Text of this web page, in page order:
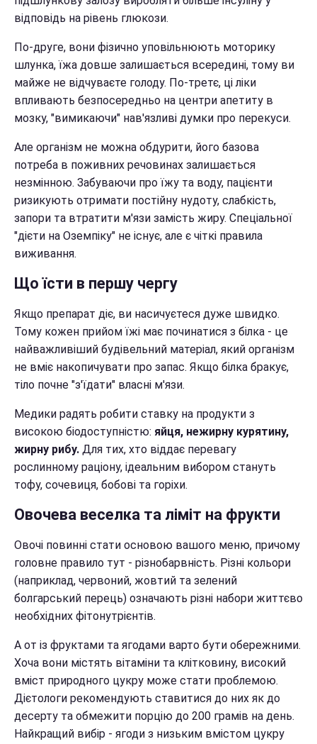
відповідь на рівень глюкози.
По-друге, вони фізично уповільнюють моторику
шлунка, їжа довше залишається всередині, тому ви
майже не відчуваєте голоду. По-третє, ці ліки
впливають безпосередньо на центри апетиту в
мозку, "вимикаючи" нав'язливі думки про перекуси.
Але організм не можна обдурити, його базова
потреба в поживних речовинах залишається
незмінною. Забуваючи про їжу та воду, пацієнти
ризикують отримати постійну нудоту, слабкість,
запори та втратити м'язи замість жиру. Спеціальної
"дієти на Оземпіку" не існує, але є чіткі правила
виживання.
Що їсти в першу чергу
Якщо препарат діє, ви насичуєтеся дуже швидко.
Тому кожен прийом їжі має починатися з білка - це
найважливіший будівельний матеріал, який організм
не вміє накопичувати про запас. Якщо білка бракує,
тіло почне "з'їдати" власні м'язи.
Медики радять робити ставку на продукти з
високою біодоступністю: яйця, нежирну курятину,
жирну рибу. Для тих, хто віддає перевагу
рослинному раціону, ідеальним вибором стануть
тофу, сочевиця, бобові та горіхи.
Овочева веселка та ліміт на фрукти
Овочі повинні стати основою вашого меню, причому
головне правило тут - різнобарвність. Різні кольори
(наприклад, червоний, жовтий та зелений
болгарський перець) означають різні набори життєво
необхідних фітонутрієнтів.
А от із фруктами та ягодами варто бути обережними.
Хоча вони містять вітаміни та клітковину, високий
вміст природного цукру може стати проблемою.
Дієтологи рекомендують ставитися до них як до
десерту та обмежити порцію до 200 грамів на день.
Найкращий вибір - ягоди з низьким вмістом цукру